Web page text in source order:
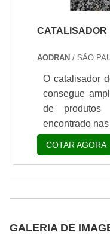
preferir,
orçamento!.
CATALISADOR
AODRAN / SÃO
O catalisador
consegue
de produtos
encontrado
por
Farmacêutica;
de produto
diminuir os
surgiam. Os catalisadores são produtos
COTAR AGORA
GALERIA DE